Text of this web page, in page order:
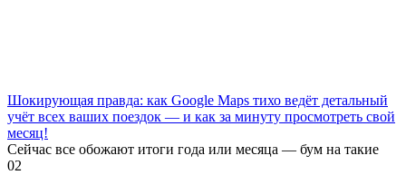
Шокирующая правда: как Google Maps тихо ведёт детальный
учёт всех ваших поездок — и как за минуту просмотреть свой
месяц!
Сейчас все обожают итоги года или месяца — бум на такие
02